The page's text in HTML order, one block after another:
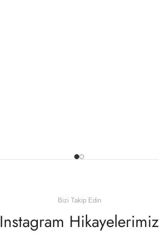
Bizi Takip Edin
Instagram Hikayelerimiz